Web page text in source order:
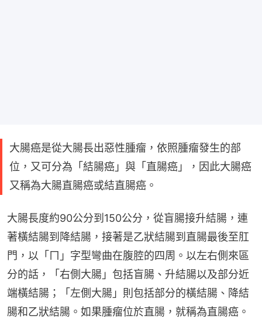
大腸癌是從大腸長出惡性腫瘤，依照腫瘤發生的部
位，又可分為「結腸癌」與「直腸癌」，因此大腸癌
又稱為大腸直腸癌或結直腸癌。
大腸長度約90公分到150公分，從盲腸接升結腸，連
著橫結腸到降結腸，接著是乙狀結腸到直腸最後至肛
門，以「ㄇ」字型彎曲在腹腔的四周。以左右側來區
分的話，「右側大腸」包括盲腸、升結腸以及部分近
端橫結腸；「左側大腸」則包括部分的橫結腸、降結
腸和乙狀結腸。如果腫瘤位於直腸，就稱為直腸癌。